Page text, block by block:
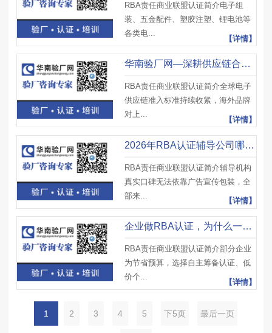
RBA责任商业联盟认证简介电子组
装、五金配件、塑胶注塑、锂电池等
各类电...
【详情】
华南验厂网—深耕供应链合规，专业RBA认证全程辅导机构
RBA责任商业联盟认证简介全球电子
供应链准入标准持续收紧，海外品牌
对上...
【详情】
2026年RBA认证辅导公司哪家口碑好？客户真实评价
RBA责任商业联盟认证简介辅导机构
真实口碑无法依靠广告宣传包装，全
部来...
【详情】
企业做RBA认证，为什么一定要找正规RBA认证辅导公司
RBA责任商业联盟认证简介部分企业
为节省预算，选择自主筹备认证、低
价个...
【详情】
1 2 3 4 5 下5页 最后一页